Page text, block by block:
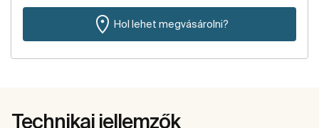
Hol lehet megvásárolni?
Technikai jellemzők